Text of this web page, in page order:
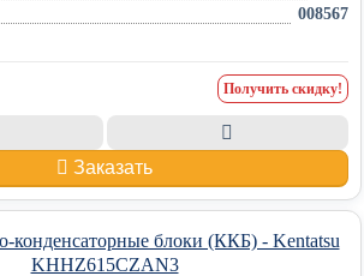
008567
Получить скидку!
Заказать